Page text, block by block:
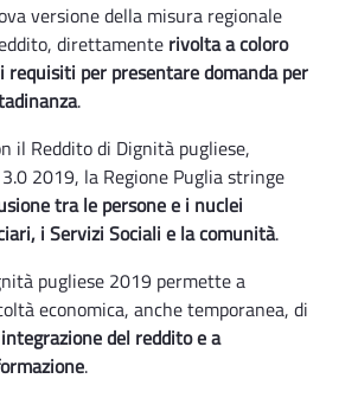
versione della misura regionale
direttamente rivolta a coloro
requisiti per presentare domanda per
.
il Reddito di Dignità pugliese,
2019, la Regione Puglia stringe
tra le persone e i nuclei
i Servizi Sociali e la comunità.
pugliese 2019 permette a
economica, anche temporanea, di
integrazione del reddito e a
.